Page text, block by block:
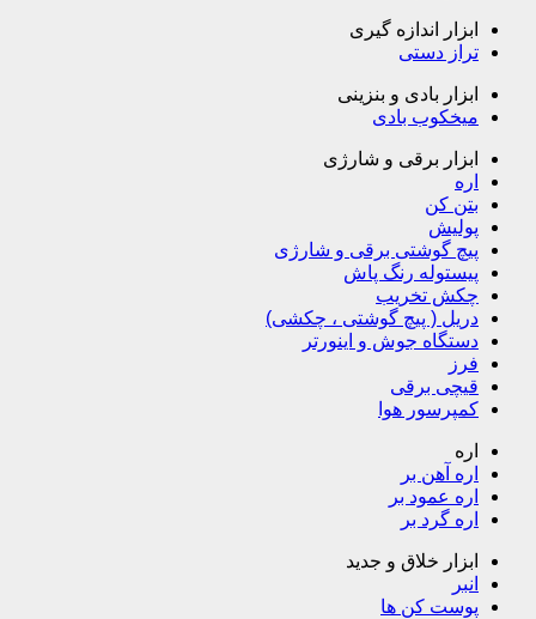
ابزار اندازه گیری
تراز دستی
ابزار بادی و بنزینی
میخکوب بادی
ابزار برقی و شارژی
اره
بتن کن
پولیش
پیچ گوشتی برقی و شارژی
پیستوله رنگ پاش
چکش تخریب
دریل ( پیچ گوشتی ، چکشی)
دستگاه جوش و اینورتر
فرز
قیچی برقی
کمپرسور هوا
اره
اره آهن بر
اره عمود بر
اره گرد بر
ابزار خلاق و جدید
انبر
پوست کن ها